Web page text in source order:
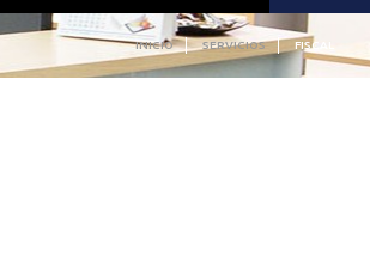
INICIO SERVICIOS FISCAL